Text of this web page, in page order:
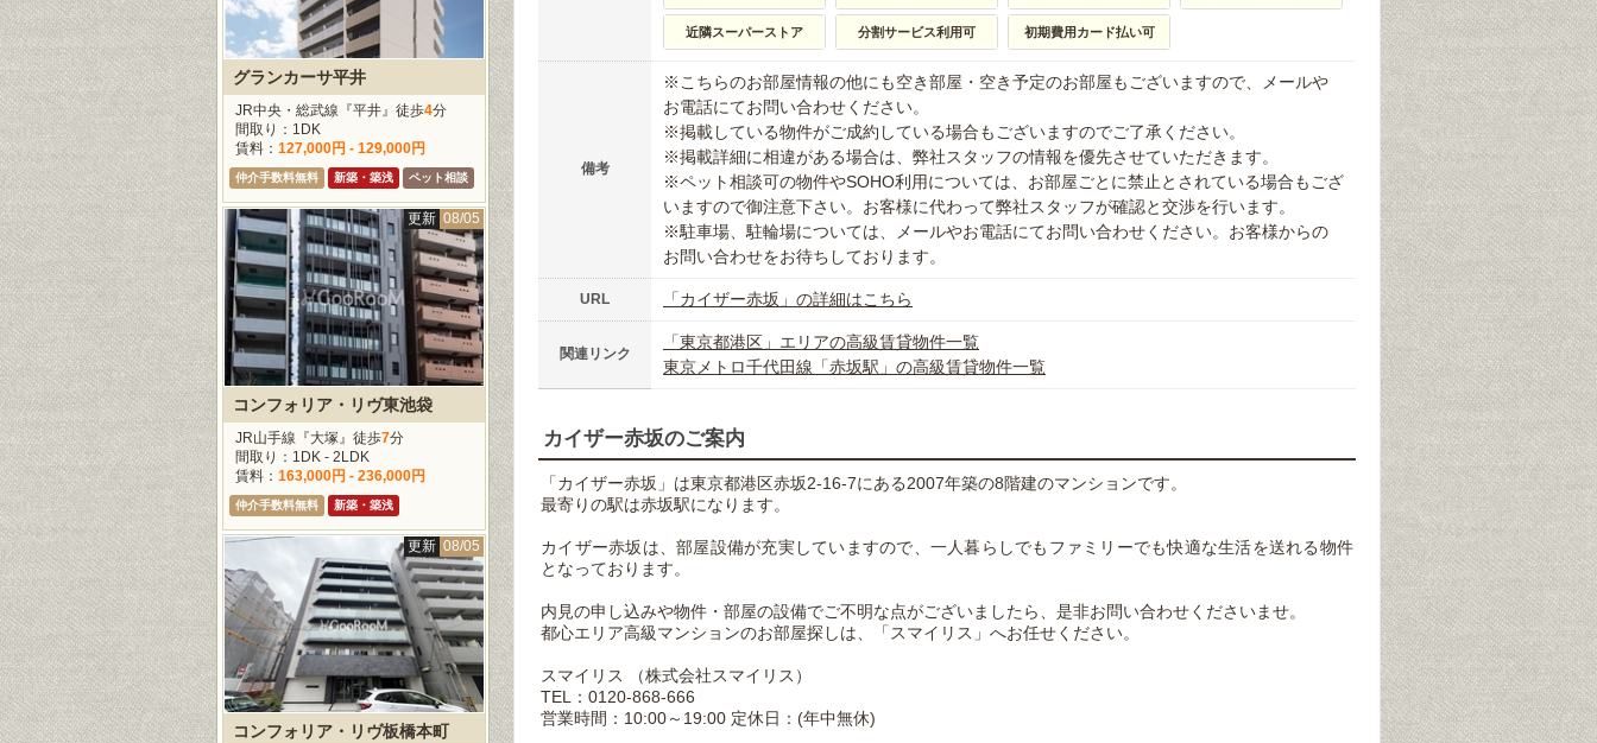
近隣スーパーストア 分割サービス利用可 初期費用カード払い可
備考
※こちらのお部屋情報の他にも空き部屋・空き予定のお部屋もございますので、メールや
お電話にてお問い合わせください。
※掲載している物件がご成約している場合もございますのでご了承ください。
※掲載詳細に相違がある場合は、弊社スタッフの情報を優先させていただきます。
※ペット相談可の物件やSOHO利用については、お部屋ごとに禁止とされている場合もござ
いますので御注意下さい。お客様に代わって弊社スタッフが確認と交渉を行います。
※駐車場、駐輪場については、メールやお電話にてお問い合わせください。お客様からの
お問い合わせをお待ちしております。
URL 「カイザー赤坂」の詳細はこちら
関連リンク
「東京都港区」エリアの高級賃貸物件一覧
東京メトロ千代田線「赤坂駅」の高級賃貸物件一覧
カイザー赤坂のご案内
「カイザー赤坂」は東京都港区赤坂2-16-7にある2007年築の8階建のマンションです。
最寄りの駅は赤坂駅になります。
カイザー赤坂は、部屋設備が充実していますので、一人暮らしでもファミリーでも快適な生活を送れる物件
となっております。
内見の申し込みや物件・部屋の設備でご不明な点がございましたら、是非お問い合わせくださいませ。
都心エリア高級マンションのお部屋探しは、「スマイリス」へお任せください。
スマイリス （株式会社スマイリス）
TEL：0120-868-666
営業時間：10:00～19:00 定休日：(年中無休)
グランカーサ平井
JR中央・総武線『平井』徒歩4分
間取り：1DK
賃料： 127,000円 - 129,000円
仲介手数料無料 新築・築浅 ペット相談
更新 08/05
コンフォリア・リヴ東池袋
JR山手線『大塚』徒歩7分
間取り：1DK - 2LDK
賃料： 163,000円 - 236,000円
仲介手数料無料 新築・築浅
更新 08/05
コンフォリア・リヴ板橋本町